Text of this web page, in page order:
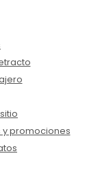
y promociones